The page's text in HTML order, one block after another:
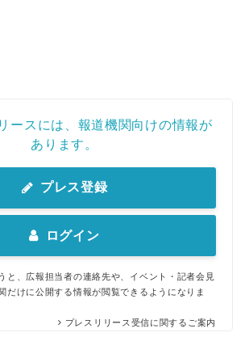
ースには、報道機関向けの情報が
あります。
プレス登録
ログイン
と、広報担当者の連絡先や、イベント・記者会見
だけに公開する情報が閲覧できるようになりま
プレスリリース受信に関するご案内